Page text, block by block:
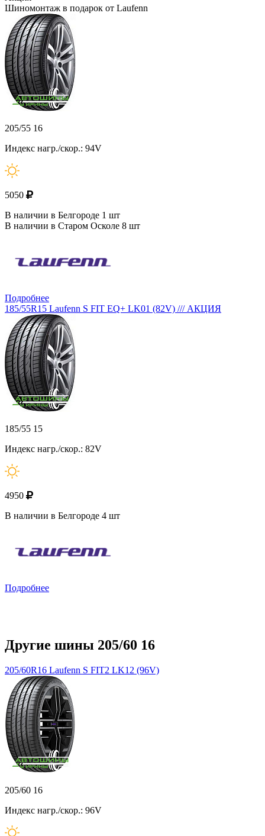
Шиномонтаж в подарок от Laufenn
205/55 16
Индекс нагр./скор.: 94V
5050
В наличии в Белгороде 1 шт
В наличии в Старом Осколе 8 шт
Подробнее
185/55R15 Laufenn S FIT EQ+ LK01 (82V) /// АКЦИЯ
185/55 15
Индекс нагр./скор.: 82V
4950
В наличии в Белгороде 4 шт
Подробнее
Другие шины 205/60 16
205/60R16 Laufenn S FIT2 LK12 (96V)
205/60 16
Индекс нагр./скор.: 96V